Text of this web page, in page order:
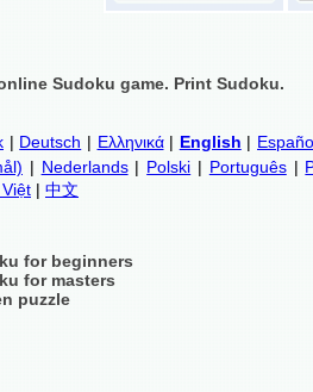
Sudoku game. Print Sudoku.
| Deutsch | Ελληνικά| English |
| Nederlands| Polski | Português|
| 中文
for beginners
for masters
puzzle